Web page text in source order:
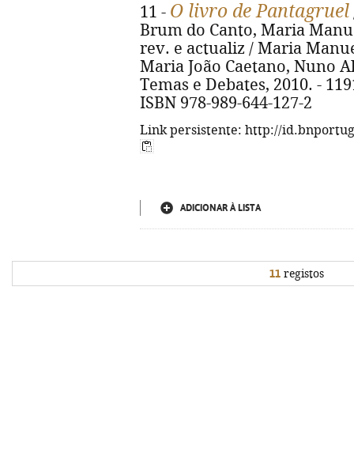
11 - O livro de Pantagruel
Brum do Canto, Maria
rev. e actualiz / Maria
Maria João Caetano, Nuno
Temas e Debates, 2010. -
ISBN 978-989-644-127-2
Link persistente: http://
ADICIONAR À LISTA
11registos